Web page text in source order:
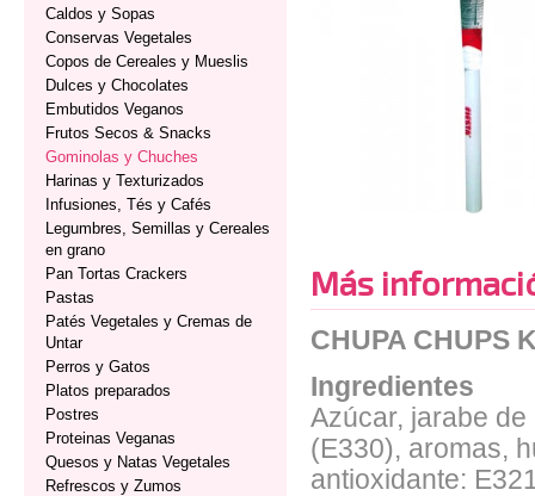
Caldos y Sopas
Conservas Vegetales
Copos de Cereales y Mueslis
Dulces y Chocolates
Embutidos Veganos
Frutos Secos & Snacks
Gominolas y Chuches
Harinas y Texturizados
Infusiones, Tés y Cafés
Legumbres, Semillas y Cereales
en grano
Pan Tortas Crackers
Pastas
Patés Vegetales y Cremas de
Untar
Perros y Gatos
Platos preparados
Postres
Proteinas Veganas
Quesos y Natas Vegetales
Refrescos y Zumos
Más
CHUPA CHUPS
Ingredientes
Azúcar, jarabe
(E330), aromas,
antioxidante: